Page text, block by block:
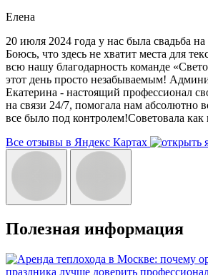
Елена
20 июля 2024 года у нас была свадьба
Боюсь, что здесь не хватит места для
всю нашу благодарность команде
этот день просто незабываемым!
Екатерина - настоящий профессионал
на связи 24/7, помогала нам абсолютно
все было под контролем!Советовала как
Все отзывы в Яндекс Картах
Полезная информация